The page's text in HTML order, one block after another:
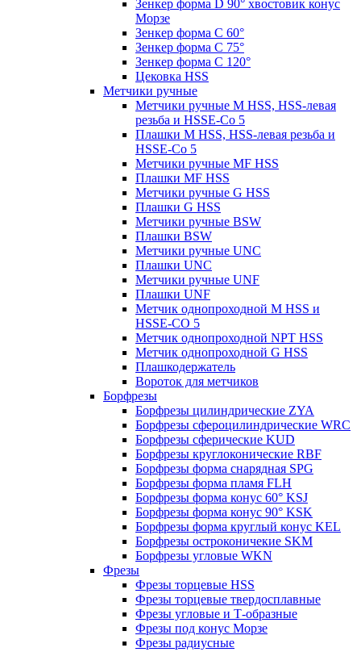
Зенкер форма D 90° хвостовик конус
Морзе
Зенкер форма С 60°
Зенкер форма С 75°
Зенкер форма С 120°
Цековка HSS
Метчики ручные
Метчики ручные M HSS, HSS-левая
резьба и HSSE-Co 5
Плашки M HSS, HSS-левая резьба и
HSSE-Co 5
Метчики ручные MF HSS
Плашки MF HSS
Метчики ручные G HSS
Плашки G HSS
Метчики ручные BSW
Плашки BSW
Метчики ручные UNC
Плашки UNC
Метчики ручные UNF
Плашки UNF
Метчик однопроходной M HSS и
HSSE-CO 5
Метчик однопроходной NPT HSS
Метчик однопроходной G HSS
Плашкодержатель
Вороток для метчиков
Борфрезы
Борфрезы цилиндрические ZYA
Борфрезы сфероцилиндрические WRC
Борфрезы сферические KUD
Борфрезы круглоконические RBF
Борфрезы форма снарядная SPG
Борфрезы форма пламя FLH
Борфрезы форма конус 60° KSJ
Борфрезы форма конус 90° KSK
Борфрезы форма круглый конус KEL
Борфрезы остроконичекие SKM
Борфрезы угловые WKN
Фрезы
Фрезы торцевые HSS
Фрезы торцевые твердосплавные
Фрезы угловые и Т-образные
Фрезы под конус Морзе
Фрезы радиусные